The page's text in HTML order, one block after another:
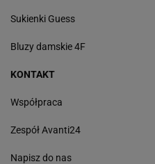
Sukienki Guess
Bluzy damskie 4F
KONTAKT
Współpraca
Zespół Avanti24
Napisz do nas